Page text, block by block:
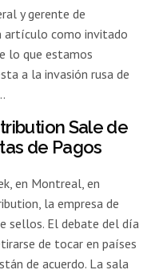
y gerente de
artículo como invitado
lo que estamos
a la invasión rusa de
Sale de
de Pagos
en Montreal, en
la empresa de
sellos. El debate del día
de tocar en países
de acuerdo. La sala